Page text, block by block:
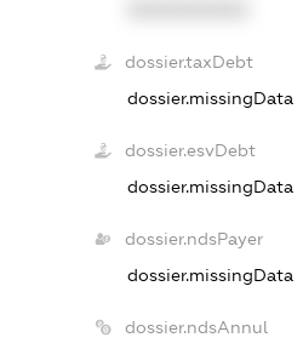
dossier.taxDebt
dossier.missingData
dossier.esvDebt
dossier.missingData
dossier.ndsPayer
dossier.missingData
dossier.ndsAnnul